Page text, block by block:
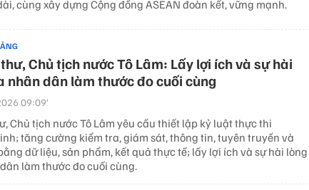
cùng xây dựng Cộng đồng ASEAN đoàn kết, vững mạnh.
Chủ tịch nước Tô Lâm: Lấy lợi ích và sự hài
nhân dân làm thước đo cuối cùng
09:09’
Chủ tịch nước Tô Lâm yêu cầu thiết lập kỷ luật thực thi
tăng cường kiểm tra, giám sát, thông tin, tuyên truyền và
dữ liệu, sản phẩm, kết quả thực tế; lấy lợi ích và sự hài lòng
làm thước đo cuối cùng.